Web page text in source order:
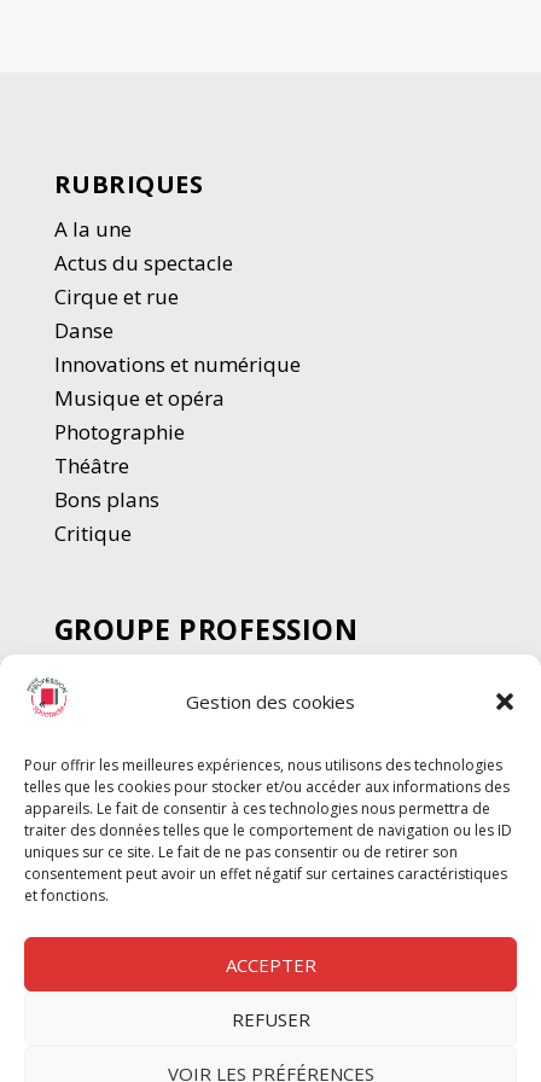
Gestion des cookies
Pour offrir les meilleures expériences, nous utilisons des technologies
telles que les cookies pour stocker et/ou accéder aux informations des
appareils. Le fait de consentir à ces technologies nous permettra de
traiter des données telles que le comportement de navigation ou les ID
uniques sur ce site. Le fait de ne pas consentir ou de retirer son
consentement peut avoir un effet négatif sur certaines caractéristiques
et fonctions.
ACCEPTER
REFUSER
VOIR LES PRÉFÉRENCES
RUBRIQUES
A la une
Actus du spectacle
Cirque et rue
Danse
Innovations et numérique
Musique et opéra
Photographie
Théâtre
Bons plans
Critique
GROUPE PROFESSION
SPECTACLE
Chèque Intermittents
Chèque Compta
Chèque Emploi Spectacle
G-Pods
Profession Audio-visuel
Nous contacter